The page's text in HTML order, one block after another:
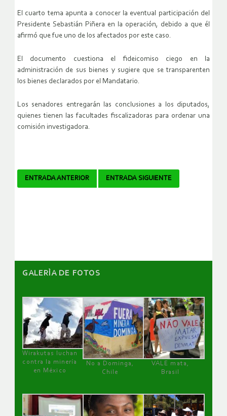
El cuarto tema apunta a conocer la eventual participación del
Presidente Sebastián Piñera en la operación, debido a que él
afirmó que fue uno de los afectados por este caso.
El documento cuestiona el fideicomiso ciego en la
administración de sus bienes y sugiere que se transparenten
los bienes declarados por el Mandatario.
Los senadores entregarán las conclusiones a los diputados,
quienes tienen las facultades fiscalizadoras para ordenar una
comisión investigadora.
Navegador
ENTRADA ANTERIOR ENTRADA SIGUIENTE
GALERÌA DE FOTOS
Wirakutas luchan
contra la minería
en México
No a Dominga,
Chile
VALE mata,
Brasil